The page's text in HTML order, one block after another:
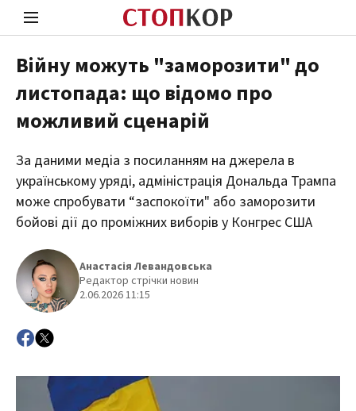
Стоп Політичній Корупції
Політика
Війну можуть "заморозити" до
листопада: що відомо про
можливий сценарій
За даними медіа з посиланням на джерела в
українському уряді, адміністрація Дональда Трампа
може спробувати “заспокоїти" або заморозити
бойові дії до проміжних виборів у Конгрес США
Анастасія Левандовська
Редактор стрічки новин
2.06.2026 11:15